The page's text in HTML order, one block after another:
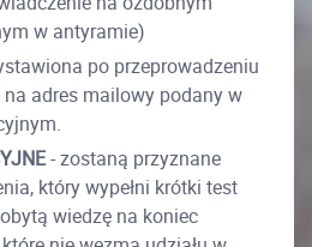
w antyramie)
po przeprowadzeniu
na adres mailowy podany w
- zostaną przyznane
który wypełni krótki test
wiedzę na koniec